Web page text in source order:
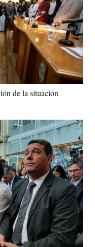
de la situación